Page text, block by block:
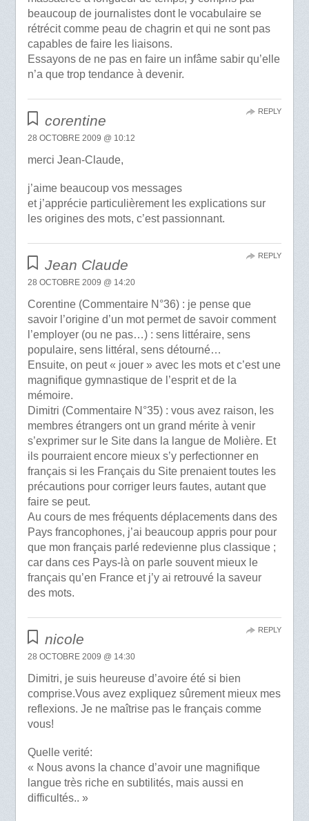
beaucoup de journalistes dont le vocabulaire se
rétrécit comme peau de chagrin et qui ne sont pas
capables de faire les liaisons.
Essayons de ne pas en faire un infâme sabir qu’elle
n’a que trop tendance à devenir.
corentine
28 OCTOBRE 2009 @ 10:12
merci Jean-Claude,
j’aime beaucoup vos messages
et j’apprécie particulièrement les explications sur
les origines des mots, c’est passionnant.
REPLY
Jean Claude
28 OCTOBRE 2009 @ 14:20
Corentine (Commentaire N°36) : je pense que
savoir l’origine d’un mot permet de savoir comment
l’employer (ou ne pas…) : sens littéraire, sens
populaire, sens littéral, sens détourné…
Ensuite, on peut « jouer » avec les mots et c’est une
magnifique gymnastique de l’esprit et de la
mémoire.
Dimitri (Commentaire N°35) : vous avez raison, les
membres étrangers ont un grand mérite à venir
s’exprimer sur le Site dans la langue de Molière. Et
ils pourraient encore mieux s’y perfectionner en
français si les Français du Site prenaient toutes les
précautions pour corriger leurs fautes, autant que
faire se peut.
Au cours de mes fréquents déplacements dans des
Pays francophones, j’ai beaucoup appris pour pour
que mon français parlé redevienne plus classique ;
car dans ces Pays-là on parle souvent mieux le
français qu’en France et j’y ai retrouvé la saveur
des mots.
REPLY
nicole
28 OCTOBRE 2009 @ 14:30
Dimitri, je suis heureuse d’avoire été si bien
comprise.Vous avez expliquez sûrement mieux mes
reflexions. Je ne maîtrise pas le français comme
vous!
Quelle verité:
« Nous avons la chance d’avoir une magnifique
langue très riche en subtilités, mais aussi en
difficultés.. »
REPLY